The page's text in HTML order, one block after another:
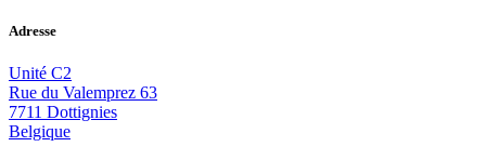
Adresse
Unité C2
Rue du Valemprez 63
7711 Dottignies
Belgique